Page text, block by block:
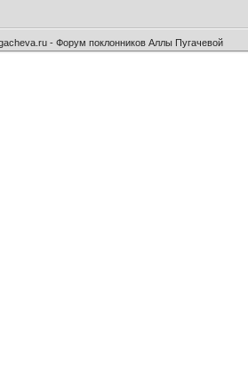
- Форум поклонников Аллы Пугачевой